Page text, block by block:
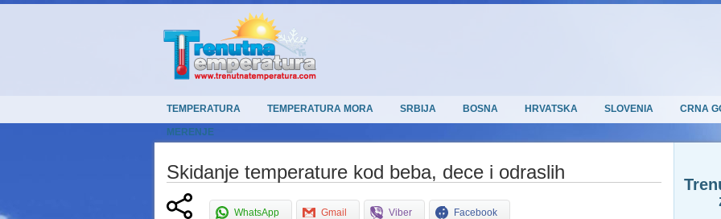
TEMPERATURA TEMPERATURA MORA SRBIJA BOSNA HRVATSKA SLOVENIA CRNA
MERENJE
Skidanje temperature kod beba, dece i odraslih
WhatsApp Gmail Viber Facebook